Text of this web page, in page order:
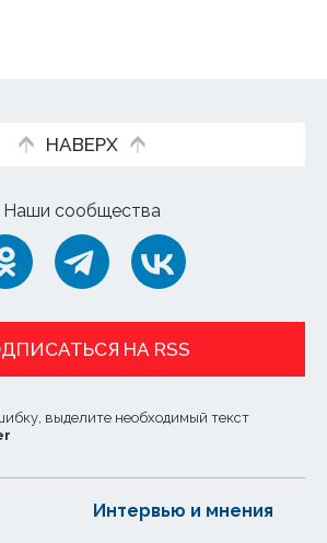
НАВЕРХ
Наши сообщества
НА RSS
выделите необходимый текст
Интервью и мнения